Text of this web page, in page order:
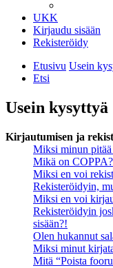
UKK
Kirjaudu sisään
Rekisteröidy
Etusivu Usein
Etsi
Usein kysyttyä
Kirjautumisen ja
Miksi minun
Mikä on COPPA?
Miksi en voi
Rekisteröidyin,
Miksi en voi
Rekisteröidyin
sisään?!
Olen hukannut
Miksi minut
Mitä “Poista